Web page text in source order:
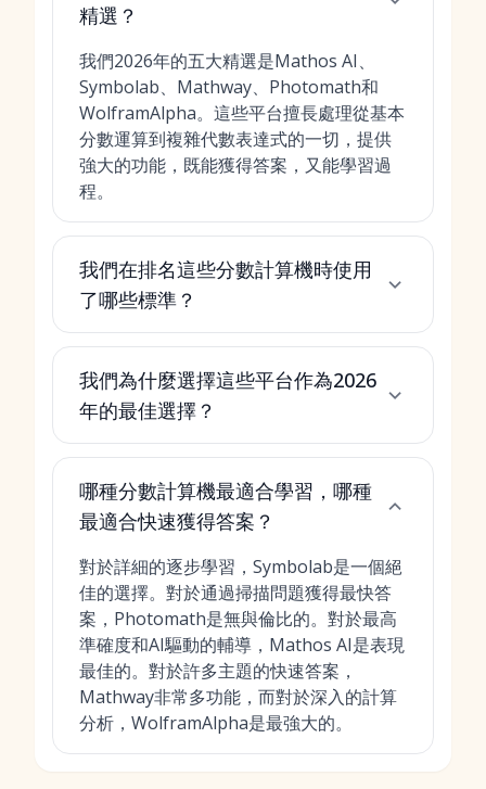
精選？
我們2026年的五大精選是Mathos AI、
Symbolab、Mathway、Photomath和
WolframAlpha。這些平台擅長處理從基本
分數運算到複雜代數表達式的一切，提供
強大的功能，既能獲得答案，又能學習過
程。
我們在排名這些分數計算機時使用
了哪些標準？
我們為什麼選擇這些平台作為2026
年的最佳選擇？
哪種分數計算機最適合學習，哪種
最適合快速獲得答案？
對於詳細的逐步學習，Symbolab是一個絕
佳的選擇。對於通過掃描問題獲得最快答
案，Photomath是無與倫比的。對於最高
準確度和AI驅動的輔導，Mathos AI是表現
最佳的。對於許多主題的快速答案，
Mathway非常多功能，而對於深入的計算
分析，WolframAlpha是最強大的。